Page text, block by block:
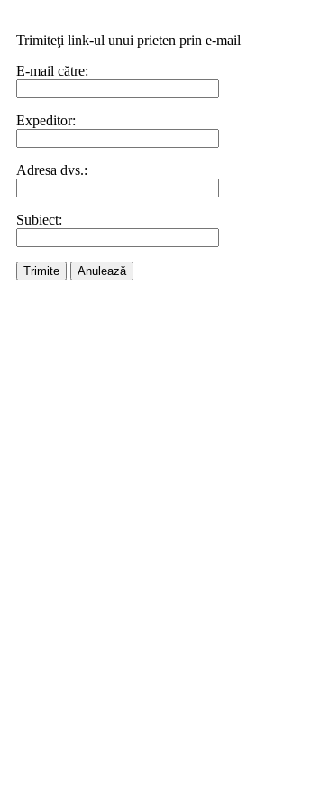
Trimiteţi link-ul unui prieten prin e-mail
E-mail către:
Expeditor:
Adresa dvs.:
Subiect:
Trimite Anulează